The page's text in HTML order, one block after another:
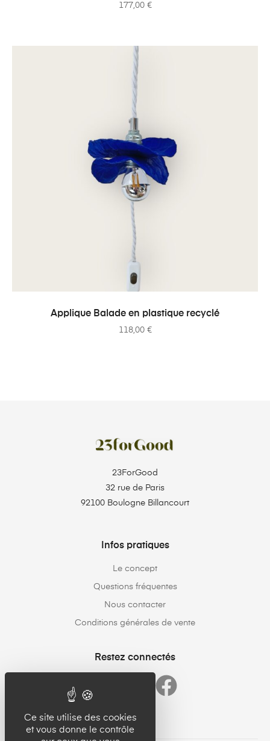
177,00 €
AJOUTER AU PANIER
Applique Balade en plastique recyclé
118,00 €
23ForGood
32 rue de Paris
92100 Boulogne Billancourt
Infos pratiques
Le concept
Questions fréquentes
Nous contacter
Conditions générales de vente
Restez connectés
Ce site utilise des cookies
et vous donne le contrôle